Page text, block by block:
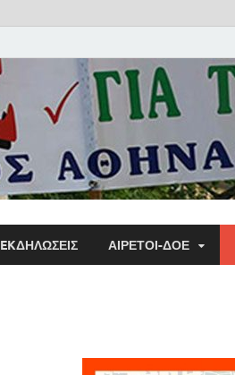
EKΔΗΛΩΣΕΙΣ ΑΙΡΕΤΟΙ-ΔΟΕ